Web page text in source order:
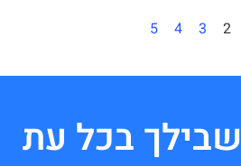
2
3
4
5
בכל עת